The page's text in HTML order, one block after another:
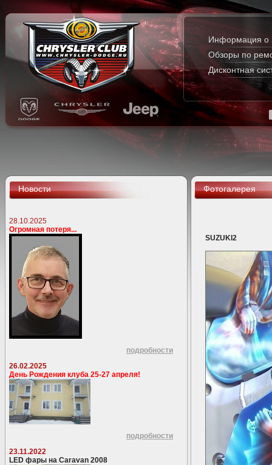
Информация о
Обзоры по
Дисконтная
Новости
28.10.2025
Огромная потеря...
подробности
26.02.2025
День Рождения клуба 25-27 апреля!
подробности
23.11.2022
LED фары на Caravan 2008
Фотогалерея
SUZUKI2